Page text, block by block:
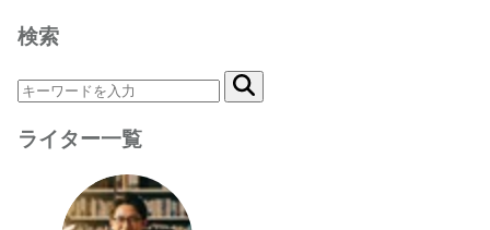
検索
ライター一覧